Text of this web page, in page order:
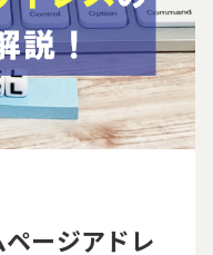
ページアドレ